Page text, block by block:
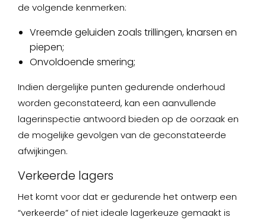
de volgende kenmerken:
Vreemde geluiden zoals trillingen, knarsen en
piepen;
Onvoldoende smering;
Indien dergelijke punten gedurende onderhoud
worden geconstateerd, kan een aanvullende
lagerinspectie antwoord bieden op de oorzaak en
de mogelijke gevolgen van de geconstateerde
afwijkingen.
Verkeerde lagers
Het komt voor dat er gedurende het ontwerp een
“verkeerde” of niet ideale lagerkeuze gemaakt is